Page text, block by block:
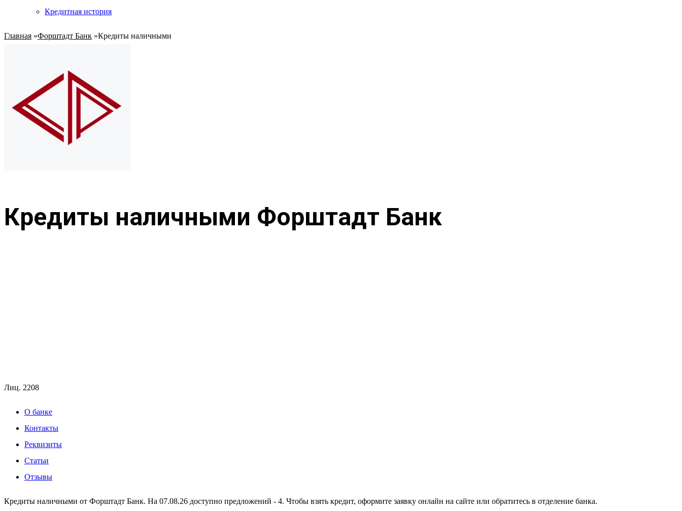
Кредитная история
Главная »Форштадт Банк »Кредиты наличными
Кредиты наличными Форштадт Банк
Лиц. 2208
О банке
Контакты
Реквизиты
Статьи
Отзывы
Кредиты наличными от Форштадт Банк. На 07.08.26 доступно предложений - 4. Чтобы взять кредит, оформите заявку онлайн на сайте или обратитесь в отделение банка.